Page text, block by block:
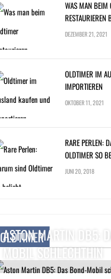
WAS MAN BEIM
RESTAURIEREN
DEZEMBER 21, 2021
OLDTIMER IM
IMPORTIEREN
OKTOBER 11, 2021
RARE PERLEN:
OLDTIMER SO
JUNI 20, 2018
OLDTIMER
ASTON MARTIN DB5:
MOBIL SCHLECHTHIN